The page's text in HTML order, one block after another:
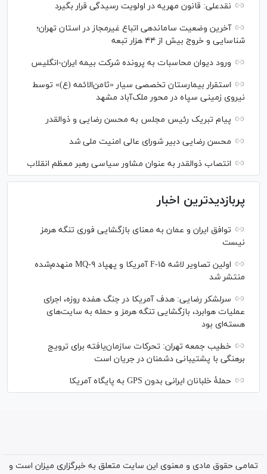
نقدعلی: قانون مهریه در اولویت رسیدگی قرار بگیرد
آخرین وضعیت ساماندهی اتباع غیرمجاز در استان تهران؛
شناسایی و خروج بیش از ۴۴ هزار تبعه
ورود دیوان محاسبات به پرونده شرکت بیمه ایران-انگلیس
استقرار بیمارستان تخصصی سیار «ثامن‌الائمه (ع)» توسط
نیروی زمینی سپاه در محور ملک‌آباد مشهد
پیام تبریک رئیس مجلس به محسن رضایی و ذوالقدر
محسن رضایی دبیر شورای عالی امنیت ملی شد
انتصاب ذوالقدر به عنوان مشاور سیاسی رهبر معظم انقلاب
پربازدیدترین اخبار
توافق ایران و عمان به معنای بازگشایی فوری تنگه هرمز
نیست
اولین تصاویر لاشه F-۱۵ آمریکا و پهپاد MQ-۹ منهدم‌شده
منتشر شد
سرلشکر رضایی: هدف آمریکا در جنگ هفده روزه، اجرای
عملیات هوابرد، بازگشایی تنگه هرمز و حمله به سایت‌های
هسته‌ای بود
خطیب جمعه تهران: تحرکات سازمان‌یافته برای ترویج
برهنگی با پشتیبانی دشمنان در جریان است
حملۀ خلبانان ایرانی بدون GPS به پایگاه آمریکا
تمامی حقوق مادی و معنوی این سایت متعلق به خبرگزاری میزان است و